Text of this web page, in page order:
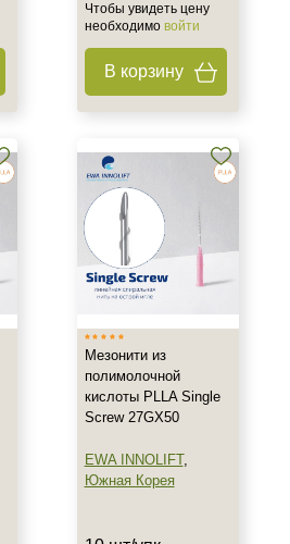
Чтобы увидеть цену
необходимо войти
В корзину
Мезонити из
полимолочной
кислоты PLLA Single
Screw 27GX50
EWA INNOLIFT,
Южная Корея